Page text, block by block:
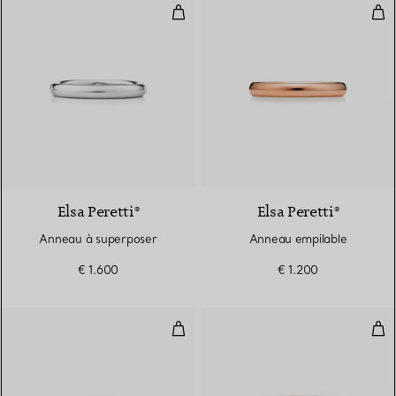
Anneau à superposer
Elsa Peretti®
Anneau à superposer
€ 1.600
Elsa Peretti®
Anneau empilable
€ 1.200
Anneau à superposer